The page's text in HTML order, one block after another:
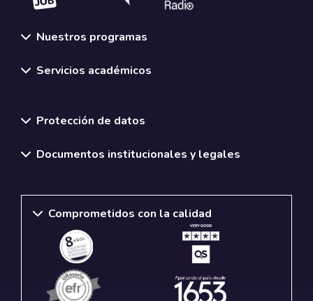
Nuestros programas
Servicios académicos
Protección de datos
Documentos institucionales y legales
Comprometidos con la calidad